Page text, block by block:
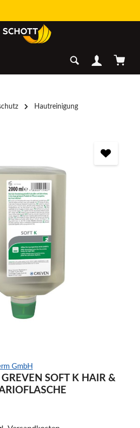
Hautreinigung
GmbH
SOFT K HAIR &